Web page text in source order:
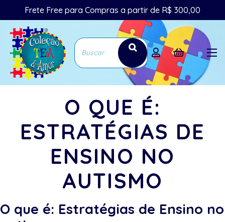
Frete Free para Compras a partir de R$ 300,00
O QUE É:
ESTRATÉGIAS DE
ENSINO NO
AUTISMO
O que é: Estratégias de Ensino no